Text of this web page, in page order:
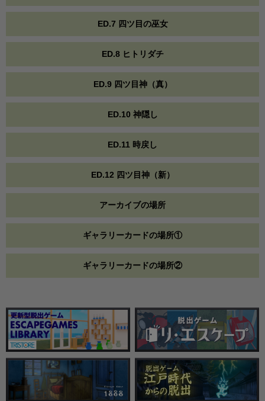
ED.7 四ツ目の巫女
ED.8 ヒトリダチ
ED.9 四ツ目神（真）
ED.10 神隠し
ED.11 時戻し
ED.12 四ツ目神（新）
アーカイブの場所
ギャラリーカードの場所①
ギャラリーカードの場所②